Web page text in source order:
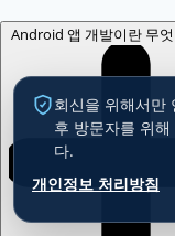
Android 앱 개발이란 무
회신을 위해서만
후 방문자를 위
다.
개인정보 처리방침